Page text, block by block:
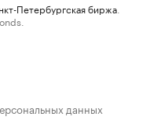
Петербургская биржа
данных